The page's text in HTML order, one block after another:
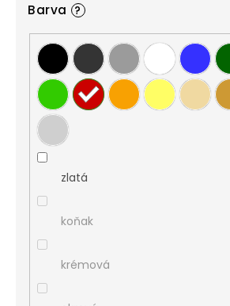
Barva ?
zlatá
koňak
krémová